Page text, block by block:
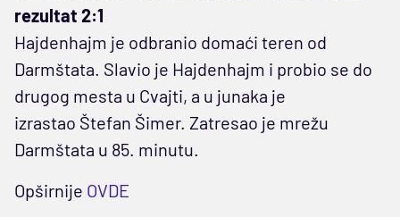
rezultat 2:1
Hajdenhajm je odbranio domaći teren od
Darmštata. Slavio je Hajdenhajm i probio se do
drugog mesta u Cvajti, a u junaka je
izrastao Štefan Šimer. Zatresao je mrežu
Darmštata u 85. minutu.
Opširnije OVDE